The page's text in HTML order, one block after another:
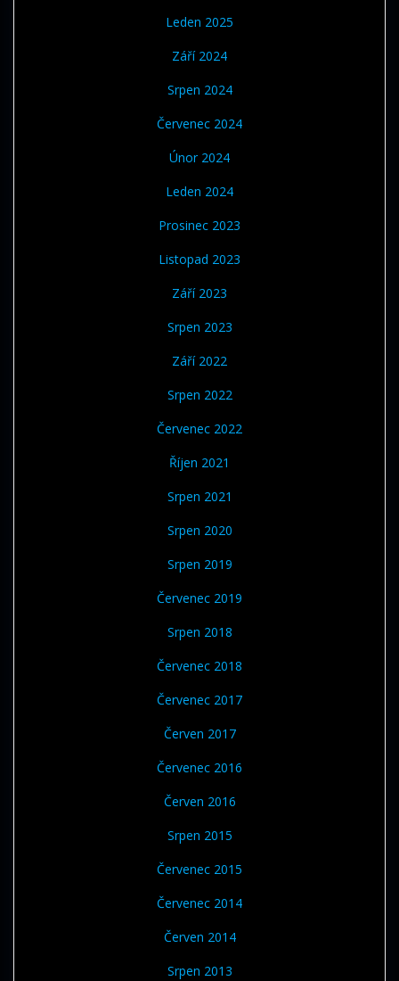
Leden 2025
Září 2024
Srpen 2024
Červenec 2024
Únor 2024
Leden 2024
Prosinec 2023
Listopad 2023
Září 2023
Srpen 2023
Září 2022
Srpen 2022
Červenec 2022
Říjen 2021
Srpen 2021
Srpen 2020
Srpen 2019
Červenec 2019
Srpen 2018
Červenec 2018
Červenec 2017
Červen 2017
Červenec 2016
Červen 2016
Srpen 2015
Červenec 2015
Červenec 2014
Červen 2014
Srpen 2013